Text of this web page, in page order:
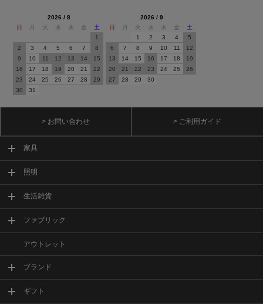
2026 / 8
日
月 火 水 木 金
土
1
2
3 4 5 6 7
8
9
10 11 12 13 14
15
16
17 18 19 20 21
22
23
24 25 26 27 28
29
30
31
2026 / 9
日
月 火 水 木 金
土
1
2 3 4
5
6
7 8 9 10 11
12
13
14 15 16 17 18
19
20
21 22 23 24 25
26
27
28 29 30
> お問い合わせ > ご利用ガイド
家具
照明
生活雑貨
ファブリック
アウトレット
ブランド
ギフト